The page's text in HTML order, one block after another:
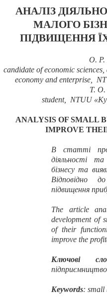
АНАЛІЗ
МАЛОГО
ПІДВИЩЕННЯ
O. P.
candidate of economic
economy and enterprise,
T.
student, NTUU
ANALYSIS OF SMALL
IMPROVE
В статті
діяльності
бізнесу та
Відповідно
підвищення
The article
development of
of their
improve the
Ключові
Keywords: small